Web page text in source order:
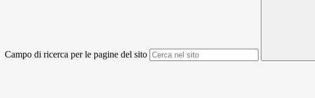
Campo di ricerca per le pagine del sito